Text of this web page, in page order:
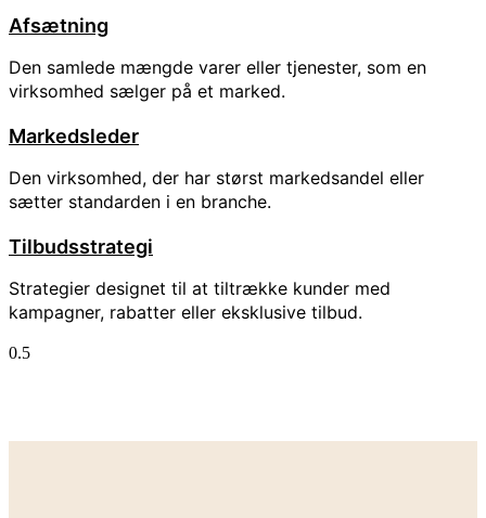
Afsætning
Den samlede mængde varer eller tjenester, som en
virksomhed sælger på et marked.
Markedsleder
Den virksomhed, der har størst markedsandel eller
sætter standarden i en branche.
Tilbudsstrategi
Strategier designet til at tiltrække kunder med
kampagner, rabatter eller eksklusive tilbud.